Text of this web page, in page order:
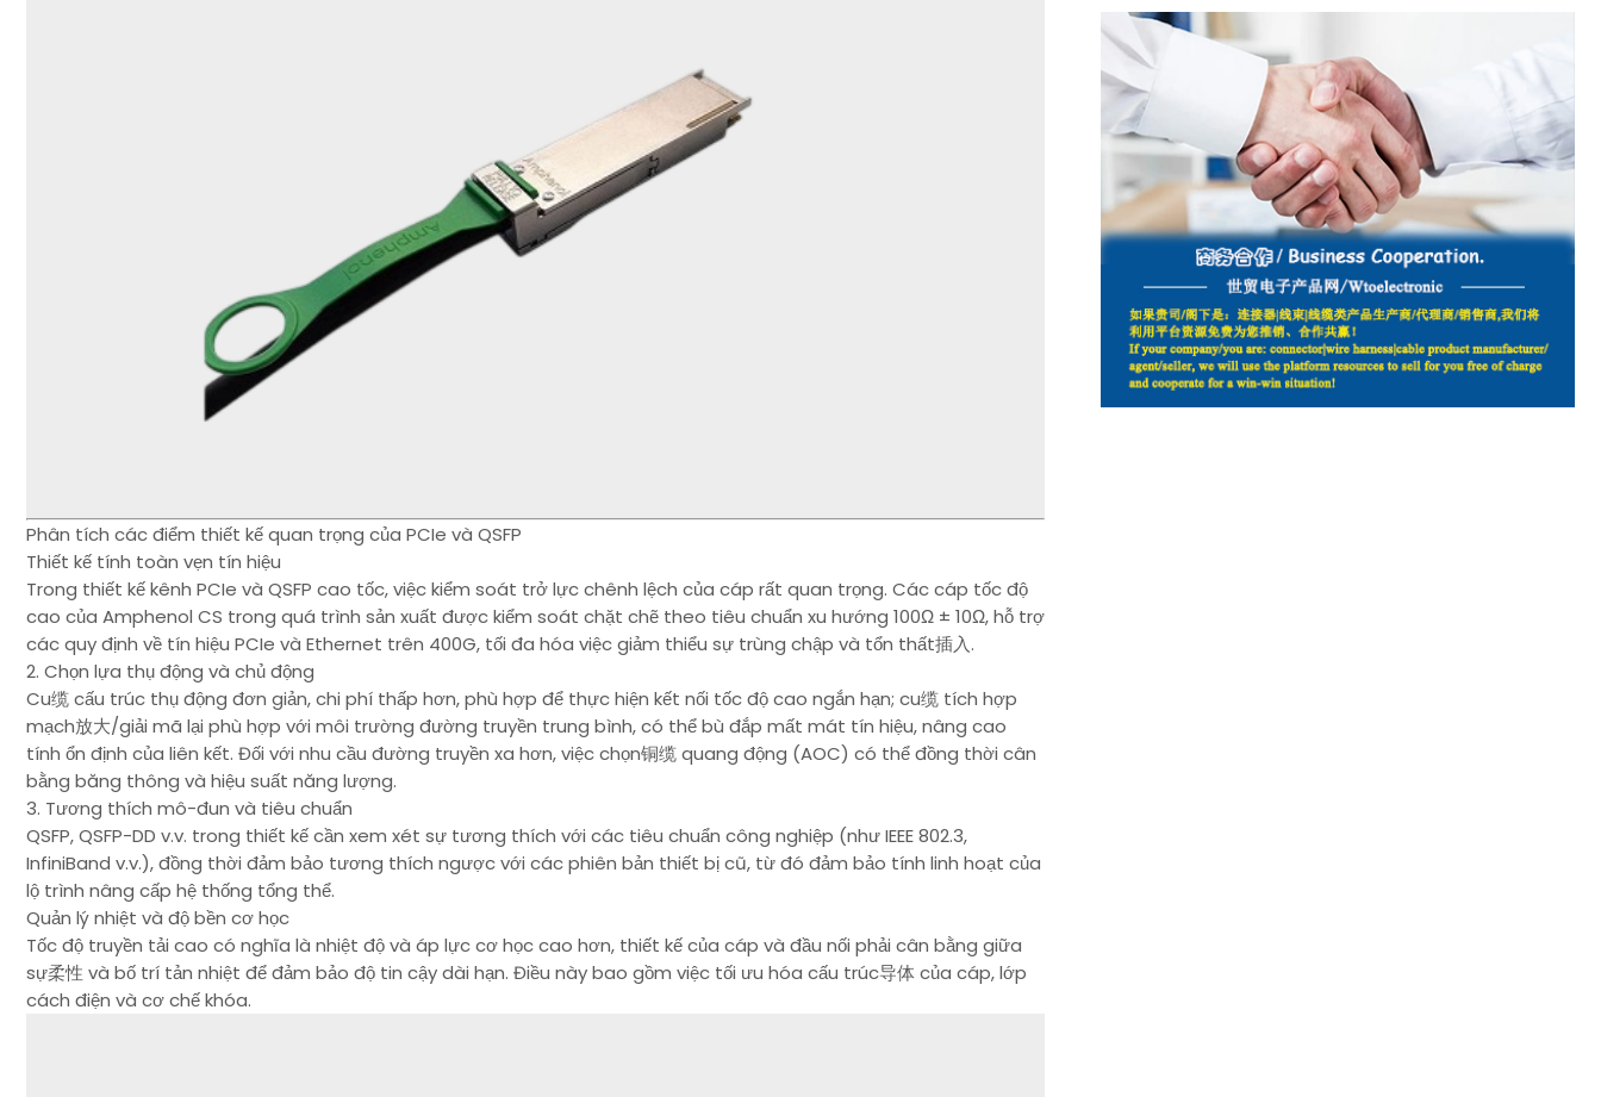
Phân tích các điểm thiết kế quan trọng của PCIe và QSFP
Thiết kế tính toàn vẹn tín hiệu
Trong thiết kế kênh PCIe và QSFP cao tốc, việc kiểm soát trở lực chênh lệch của cáp rất quan trọng. Các cáp tốc độ
cao của Amphenol CS trong quá trình sản xuất được kiểm soát chặt chẽ theo tiêu chuẩn xu hướng 100Ω ± 10Ω, hỗ trợ
các quy định về tín hiệu PCIe và Ethernet trên 400G, tối đa hóa việc giảm thiểu sự trùng chập và tổn thất插入.
2. Chọn lựa thụ động và chủ động
Cu缆 cấu trúc thụ động đơn giản, chi phí thấp hơn, phù hợp để thực hiện kết nối tốc độ cao ngắn hạn; cu缆 tích hợp
mạch放大/giải mã lại phù hợp với môi trường đường truyền trung bình, có thể bù đắp mất mát tín hiệu, nâng cao
tính ổn định của liên kết. Đối với nhu cầu đường truyền xa hơn, việc chọn铜缆 quang động (AOC) có thể đồng thời cân
bằng băng thông và hiệu suất năng lượng.
3. Tương thích mô-đun và tiêu chuẩn
QSFP, QSFP-DD v.v. trong thiết kế cần xem xét sự tương thích với các tiêu chuẩn công nghiệp (như IEEE 802.3,
InfiniBand v.v.), đồng thời đảm bảo tương thích ngược với các phiên bản thiết bị cũ, từ đó đảm bảo tính linh hoạt của
lộ trình nâng cấp hệ thống tổng thể.
Quản lý nhiệt và độ bền cơ học
Tốc độ truyền tải cao có nghĩa là nhiệt độ và áp lực cơ học cao hơn, thiết kế của cáp và đầu nối phải cân bằng giữa
sự柔性 và bố trí tản nhiệt để đảm bảo độ tin cậy dài hạn. Điều này bao gồm việc tối ưu hóa cấu trúc导体 của cáp, lớp
cách điện và cơ chế khóa.